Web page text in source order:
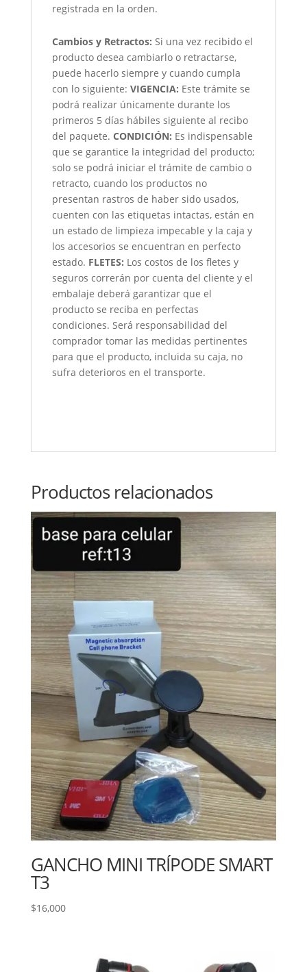
registrada en la orden.
Cambios y Retractos: Si una vez recibido el
producto desea cambiarlo o retractarse,
puede hacerlo siempre y cuando cumpla
con lo siguiente: VIGENCIA: Este trámite se
podrá realizar únicamente durante los
primeros 5 días hábiles siguiente al recibo
del paquete. CONDICIÓN: Es indispensable
que se garantice la integridad del producto;
solo se podrá iniciar el trámite de cambio o
retracto, cuando los productos no
presentan rastros de haber sido usados,
cuenten con las etiquetas intactas, están en
un estado de limpieza impecable y la caja y
los accesorios se encuentran en perfecto
estado. FLETES: Los costos de los fletes y
seguros correrán por cuenta del cliente y el
embalaje deberá garantizar que el
producto se reciba en perfectas
condiciones. Será responsabilidad del
comprador tomar las medidas pertinentes
para que el producto, incluida su caja, no
sufra deterioros en el transporte.
Productos relacionados
GANCHO MINI TRÍPODE SMART
T3
$16,000